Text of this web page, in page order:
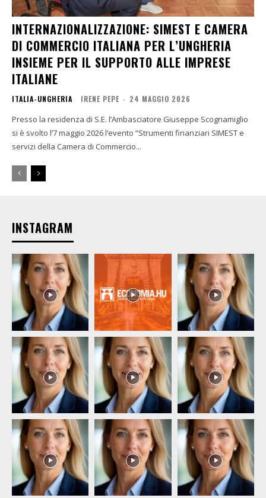
INTERNAZIONALIZZAZIONE: SIMEST E CAMERA
DI COMMERCIO ITALIANA PER L’UNGHERIA
INSIEME PER IL SUPPORTO ALLE IMPRESE
ITALIANE
ITALIA-UNGHERIA IRENE PEPE - 24 MAGGIO 2026
Presso la residenza di S.E. l’Ambasciatore Giuseppe Scognamiglio
si è svolto l’7 maggio 2026 l’evento “Strumenti finanziari SIMEST e
servizi della Camera di Commercio...
INSTAGRAM